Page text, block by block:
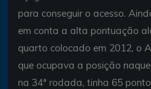
para conseguir o acesso.
em conta a alta pontuação
quarto colocado em 2012, o
que ocupava a posição
na 34ª rodada, tinha 65